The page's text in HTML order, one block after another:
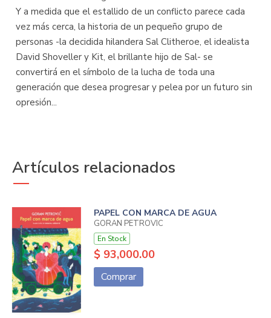
Y a medida que el estallido de un conflicto parece cada
vez más cerca, la historia de un pequeño grupo de
personas -la decidida hilandera Sal Clitheroe, el idealista
David Shoveller y Kit, el brillante hijo de Sal- se
convertirá en el símbolo de la lucha de toda una
generación que desea progresar y pelea por un futuro sin
opresión...
Artículos relacionados
PAPEL CON MARCA DE AGUA
GORAN PETROVIC
En Stock
$ 93,000.00
Comprar